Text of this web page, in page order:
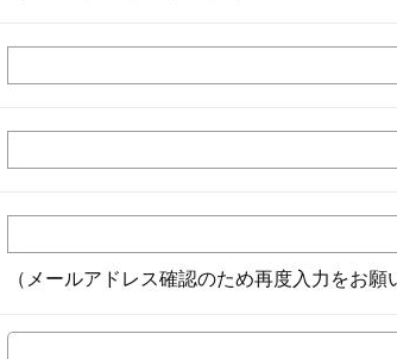
（メールアドレス確認のため再度入力をお願